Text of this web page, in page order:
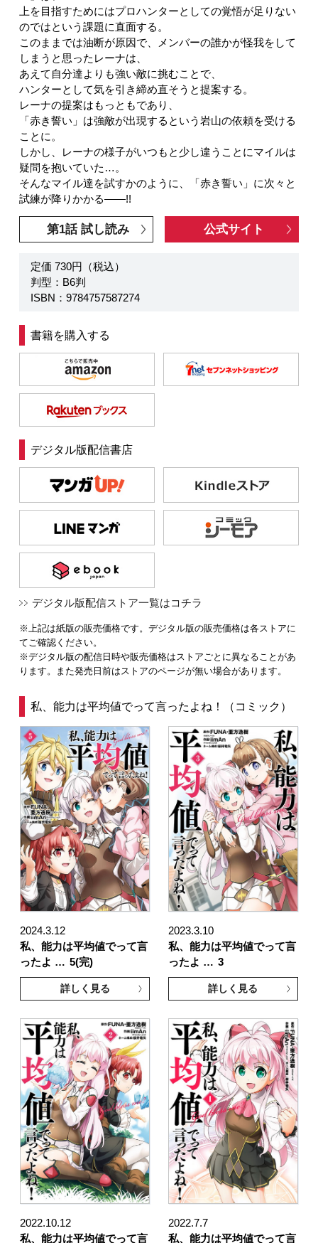
上を目指すためにはプロハンターとしての覚悟が足りない
のではという課題に直面する。
このままでは油断が原因で、メンバーの誰かが怪我をして
しまうと思ったレーナは、
あえて自分達よりも強い敵に挑むことで、
ハンターとして気を引き締め直そうと提案する。
レーナの提案はもっともであり、
「赤き誓い」は強敵が出現するという岩山の依頼を受ける
ことに。
しかし、レーナの様子がいつもと少し違うことにマイルは
疑問を抱いていた…。
そんなマイル達を試すかのように、「赤き誓い」に次々と
試練が降りかかる――!!
第1話 試し読み 公式サイト
定価 730円（税込）
判型：B6判
ISBN：9784757587274
書籍を購入する
デジタル版配信書店
デジタル版配信ストア一覧はコチラ
※上記は紙版の販売価格です。デジタル版の販売価格は各ストアに
てご確認ください。
※デジタル版の配信日時や販売価格はストアごとに異なることがあ
ります。また発売日前はストアのページが無い場合があります。
私、能力は平均値でって言ったよね！（コミック）
2024.3.12
私、能力は平均値でって言
ったよ … 5(完)
詳しく見る
2023.3.10
私、能力は平均値でって言
ったよ … 3
詳しく見る
2022.10.12
私、能力は平均値でって言
2022.7.7
私、能力は平均値でって言